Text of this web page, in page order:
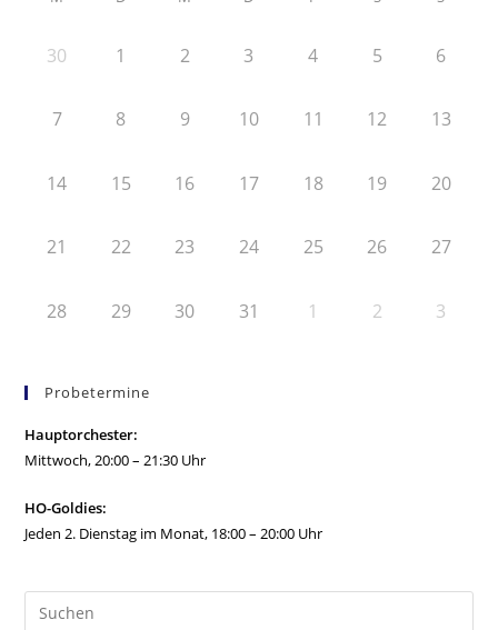
30 1 2 3 4 5 6
7 8 9 10 11 12 13
14 15 16 17 18 19 20
21 22 23 24 25 26 27
28 29 30 31 1 2 3
Probetermine
Hauptorchester:
Mittwoch, 20:00 – 21:30 Uhr
HO-Goldies:
Jeden 2. Dienstag im Monat, 18:00 – 20:00 Uhr